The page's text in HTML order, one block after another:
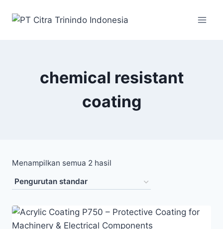
chemical resistant
coating
Menampilkan semua 2 hasil